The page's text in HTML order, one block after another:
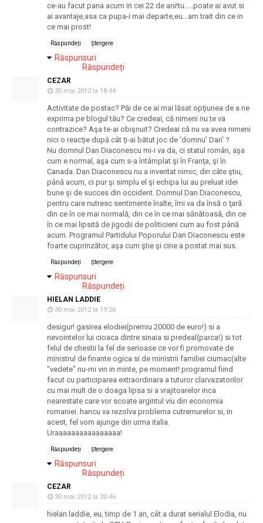
ce-au facut pana acum in cei 22 de ani!tu.....poate ai avut si
ai avantaje,asa ca pupa-i mai departe,eu...am trait din ce in
ce mai prost!
Răspundeți Ștergere
Răspunsuri
Răspundeți
CEZAR
30 mai 2012 la 18:44
Activitate de postac? Păi de ce ai mai lăsat opţiunea de a ne
exprima pe blogul tău? Ce credeai, că nimeni nu te va
contrazice? Aşa te-ai obişnuit? Credeai că nu va avea nimeni
nici o reacţie după cât ţi-ai bătut joc de 'domnu' Dan' ?
Nu domnul Dan Diaconescu mi-i va da, ci statul român, aşa
cum e normal, aşa cum s-a întâmplat şi în Franţa, şi în
Canada. Dan Diaconescu nu a inventat nimic, din câte ştiu,
până acum, ci pur şi simplu el şi echipa lui au preluat idei
bune şi de succes din occident. Domnul Dan Diaconescu,
pentru care nutresc sentimente înalte, îmi va da însă o ţară
din ce în ce mai normală, din ce în ce mai sănătoasă, din ce
în ce mai lipsită de jigodii de politicieni cum au fost până
acum. Programul Partidului Poporului Dan Diaconescu este
foarte cuprinzător, aşa cum ştie şi cine a postat mai sus.
Răspundeți Ștergere
Răspunsuri
Răspundeți
HIELAN LADDIE
30 mai 2012 la 19:26
desigur! gasirea elodiei(premiu 20000 de euro!) si a
nevointelor lui cioaca dintre sinaia si predeal(parca!) si tot
felul de chestii la fel de serioase ce vor fi promovate de
ministrul de finante ogica si de ministrii familiei ciumac(alte
"vedete" nu-mi vin in minte, pe moment! programul fiind
facut cu participarea extraordinara a tuturor clarvazatorilor
cu mai mult de o doaga lipsa si a vrajitoarelor inca
nearestate care vor scoate argintul viu din economia
romaniei. hancu va rezolva problema cutremurelor si, in
acest, fel vom ajunge din urma italia.
Uraaaaaaaaaaaaaaaa!
Răspundeți Ștergere
Răspunsuri
Răspundeți
CEZAR
30 mai 2012 la 20:46
hielan laddie, eu, timp de 1 an, cât a durat serialul Elodia, nu